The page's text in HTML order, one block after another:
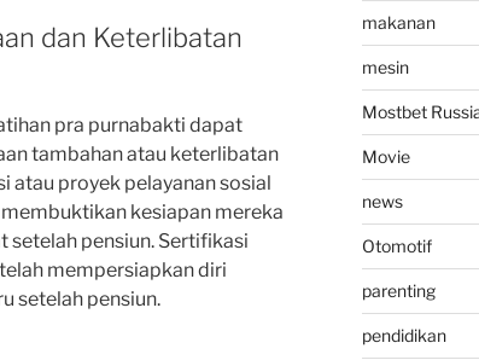
dan Keterlibatan
pra purnabakti dapat
tambahan atau keterlibatan
atau proyek pelayanan sosial
kesiapan mereka
pensiun. Sertifikasi
mempersiapkan diri
setelah pensiun.
makanan
mesin
Mostbet
Movie
news
Otomotif
parenting
pendidikan